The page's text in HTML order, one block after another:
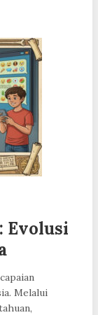
Evolusi
Melalui